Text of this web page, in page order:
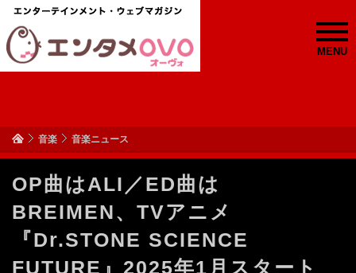
MENU
音楽 音楽ニュース
OP曲はALI／ED曲は
BREIMEN、TVアニメ
『Dr.STONE SCIENCE
FUTURE』2025年1月スタート